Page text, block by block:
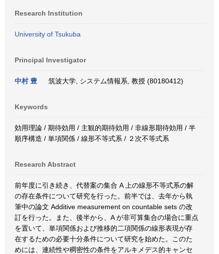
Research Institution
University of Tsukuba
Principal Investigator
中村 豊 筑波大学, システム情報系, 教授 (80180412)
Keywords
効用理論 / 期待効用 / 主観的期待効用 / 非線形期待効用 / 半
順序構造 / 単項関係 / 線形不等式系 / ２次不等式系
Research Abstract
前年度に引き続き、代替案の集合 A 上の線形不等式系の解
の存在条件について研究を行った。前半では、去年から執
筆中の論文 Additive measurement on countable sets の改
訂を行った。また、後半から、A が非可算集合の場合に重点
を置いて、単項関係および推移的二項関係の線形表現が存
在するための必要十分条件について研究を始めた。このた
めには、連続性や稠密性の条件をアルキメデス的キャンセ